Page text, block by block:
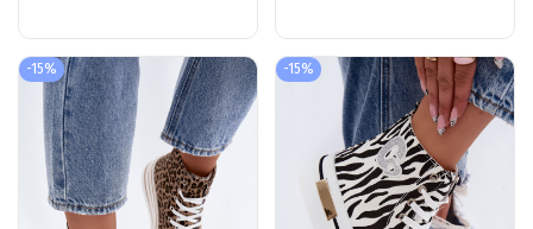
Evalora
-15% -15%